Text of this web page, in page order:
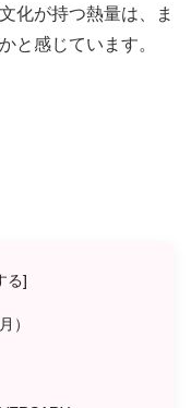
化が持つ熱量は、ま
と感じています。
る]
）